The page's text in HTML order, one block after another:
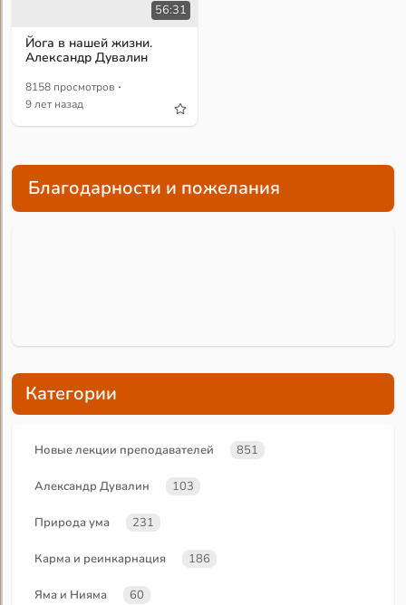
56:31
Йога в нашей жизни.
Александр Дувалин
8158 просмотров ·
9 лет назад
Благодарности и пожелания
Категории
Новые лекции преподавателей 851
Александр Дувалин 103
Природа ума 231
Карма и реинкарнация 186
Яма и Нияма 60